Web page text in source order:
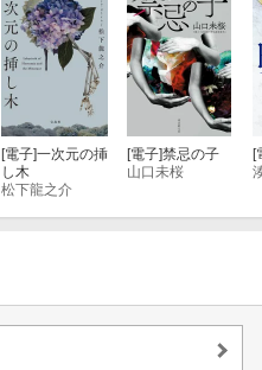
[電子]一次元の挿
し木
松下龍之介
[電子]禁忌の子
山口未桜
[